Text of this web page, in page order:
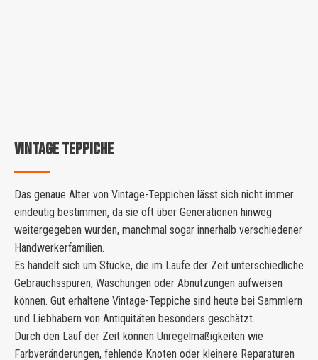
VINTAGE TEPPICHE
Das genaue Alter von Vintage-Teppichen lässt sich nicht immer
eindeutig bestimmen, da sie oft über Generationen hinweg
weitergegeben wurden, manchmal sogar innerhalb verschiedener
Handwerkerfamilien.
Es handelt sich um Stücke, die im Laufe der Zeit unterschiedliche
Gebrauchsspuren, Waschungen oder Abnutzungen aufweisen
können. Gut erhaltene Vintage-Teppiche sind heute bei Sammlern
und Liebhabern von Antiquitäten besonders geschätzt.
Durch den Lauf der Zeit können Unregelmäßigkeiten wie
Farbveränderungen, fehlende Knoten oder kleinere Reparaturen